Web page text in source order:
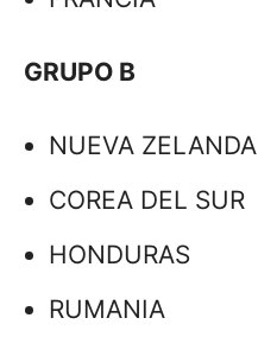
GRUPO B
NUEVA ZELANDA
COREA DEL SUR
HONDURAS
RUMANIA